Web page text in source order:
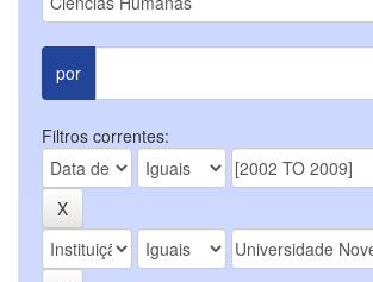
por
Filtros correntes: